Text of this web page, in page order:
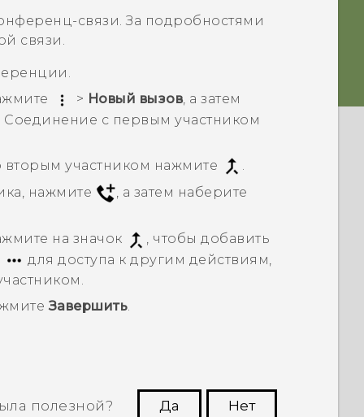
связи. За подробностями
связи.
> Новый вызов, а затем
Соединение с первым участником
участником нажмите
нажмите
, а затем наберите
на значок
, чтобы добавить
для доступа к другим действиям,
Завершить.
полезной? Да
Нет